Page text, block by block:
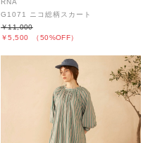
RNA
G1071 ニコ総柄スカート
￥5,500 （50%OFF）
￥11,000